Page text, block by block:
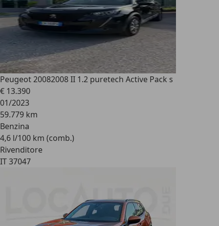
Peugeot 20082008 II 1.2 puretech Active Pack s
€ 13.390
01/2023
59.779 km
Benzina
4,6 l/100 km (comb.)
Rivenditore
IT 37047